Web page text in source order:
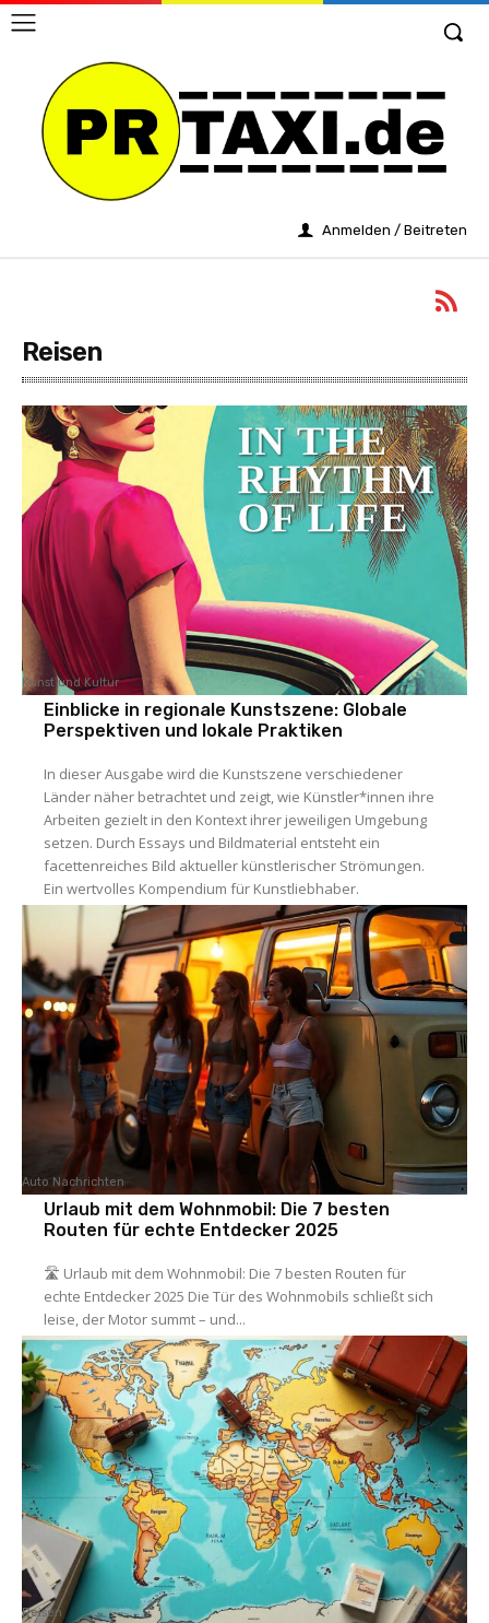
Anmelden / Beitreten
Reisen
Kunst und Kultur
Einblicke in regionale Kunstszene: Globale
Perspektiven und lokale Praktiken
In dieser Ausgabe wird die Kunstszene verschiedener
Länder näher betrachtet und zeigt, wie Künstler*innen ihre
Arbeiten gezielt in den Kontext ihrer jeweiligen Umgebung
setzen. Durch Essays und Bildmaterial entsteht ein
facettenreiches Bild aktueller künstlerischer Strömungen.
Ein wertvolles Kompendium für Kunstliebhaber.
Auto Nachrichten
Urlaub mit dem Wohnmobil: Die 7 besten
Routen für echte Entdecker 2025
🛣️ Urlaub mit dem Wohnmobil: Die 7 besten Routen für
echte Entdecker 2025 Die Tür des Wohnmobils schließt sich
leise, der Motor summt – und...
Reisen